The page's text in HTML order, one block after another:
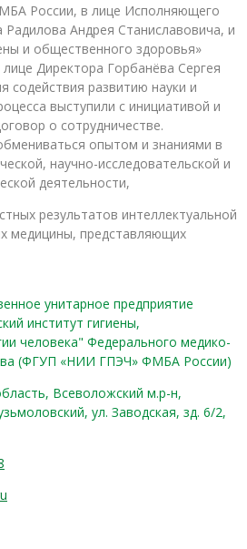
России, в лице Исполняющего
Радилова Андрея Станиславовича, и
и общественного здоровья»
Директора Горбанёва Сергея
содействия развитию науки и
выступили с инициативой и
о сотрудничестве.
опытом и знаниями в
научно-исследовательской и
деятельности,
результатов интеллектуальной
медицины, представляющих
унитарное предприятие
институт гигиены,
человека" Федерального медико-
(ФГУП «НИИ ГПЭЧ» ФМБА России)
Всеволожский м.р-н,
ул. Заводская, зд. 6/2,